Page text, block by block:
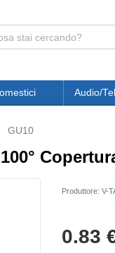
Audio/
GU10
Produttore: V-
0.83